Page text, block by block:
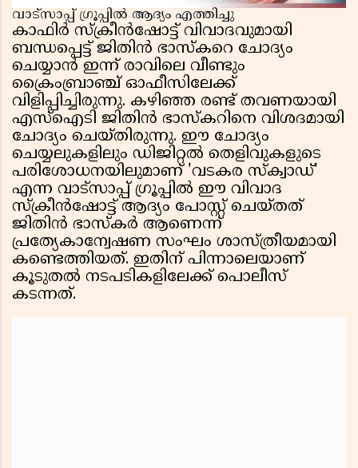
വാട്‌സാപ്പ് ഗ്രൂപ്പിൽ ആദ്യം എത്തിച്ചു
കാഫിർ സ്ക്രീൻഷോട്ട് വിവാദവുമായി
ബന്ധപ്പെട്ട് ജിതിൻ ഭാസ്‌കറെ ചോദ്യം
ചെയ്യാൻ ഇന്ന് രാവിലെ വീണ്ടും
ക്രൈംബ്രാഞ്ച് ഓഫീസിലേക്ക്
വിളിപ്പിച്ചിരുന്നു. കഴിഞ്ഞ രണ്ട് തവണയായി
എസ്ഐടി ജിതിൻ ഭാസ്‌കറിനെ വിശദമായി
ചോദ്യം ചെയ്തിരുന്നു. ഈ ചോദ്യം
ചെയ്യലുകളിലും ഡിജിറ്റൽ തെളിവുകളുടെ
പരിശോധനയിലുമാണ് 'വടകര സ്ക്വാഡ്'
എന്ന വാട്‌സാപ്പ് ഗ്രൂപ്പിൽ ഈ വിവാദ
സ്ക്രീൻഷോട്ട് ആദ്യം പോസ്റ്റ് ചെയ്തത്
ജിതിൻ ഭാസ്‌കർ ആണെന്ന്
പ്രത്യേകാന്വേഷണ സംഘം ശാസ്ത്രീയമായി
കണ്ടെത്തിയത്. ഇതിന് പിന്നാലെയാണ്
കൂടുതൽ നടപടികളിലേക്ക് പൊലീസ്
കടന്നത്.